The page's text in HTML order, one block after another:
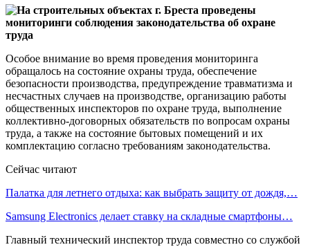
Особое внимание во время проведения мониторинга
обращалось на состояние охраны труда, обеспечение
безопасности производства, предупреждение травматизма и
несчастных случаев на производстве, организацию работы
общественных инспекторов по охране труда, выполнение
коллективно-договорных обязательств по вопросам охраны
труда, а также на состояние бытовых помещений и их
комплектацию согласно требованиям законодательства.
Сейчас читают
Палатка для летнего отдыха: как выбрать защиту от дождя,…
Samsung Electronics делает ставку на складные смартфоны…
Главный технический инспектор труда совместно со службой